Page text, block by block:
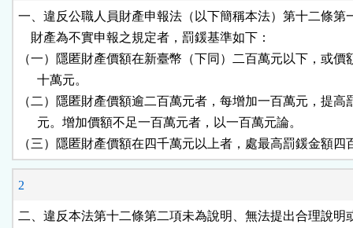
按
鈕
區
一、違反公職人員財產申報法（以下簡稱本法）第十二條第
    財產為不實申報之規定者，罰鍰基準如下：
（一）隱匿財產價額在新臺幣（下同）二百萬元以下，或價
      十萬元。
（二）隱匿財產價額逾二百萬元者，每增加一百萬元，提高
      元。增加價額不足一百萬元者，以一百萬元論。
（三）隱匿財產價額在四千萬元以上者，處最高罰鍰金額四
2
二、違反本法第十二條第二項未為說明、無法提出合理說明